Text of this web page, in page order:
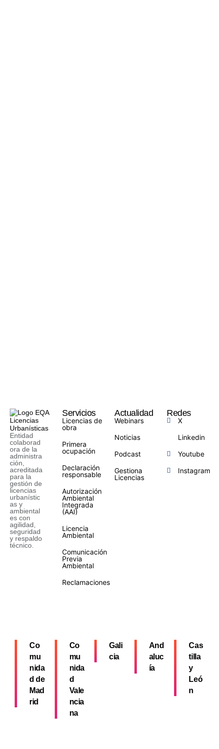
Entidad
colaborad
ora de la
administra
ción,
acreditada
para la
gestión de
licencias
urbanístic
as y
ambiental
es con
agilidad,
seguridad
y respaldo
técnico.
Servicios
Licencias de
obra
Primera
ocupación
Declaración
responsable
Autorización
Ambiental
Integrada
(AAI)
Licencia
Ambiental
Comunicación
Previa
Ambiental
Reclamaciones
Actualidad
Webinars
Noticias
Podcast
Gestiona
Licencias
Redes
X
Linkedin
Youtube
Instagram
Co
mu
nida
d de
Mad
rid
Co
mu
nida
d
Vale
ncia
na
Gali
cia
And
aluc
ía
Cas
tilla
y
Leó
n